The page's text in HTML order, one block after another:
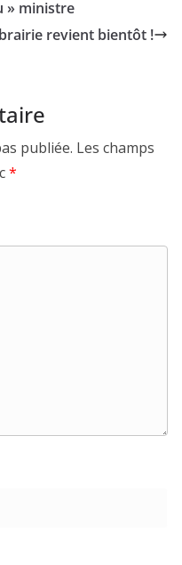
» ministre
revient bientôt !
publiée. Les champs
*